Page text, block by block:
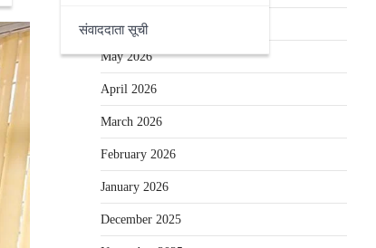
संवाददाता सूची
June 2026
May 2026
April 2026
March 2026
February 2026
January 2026
December 2025